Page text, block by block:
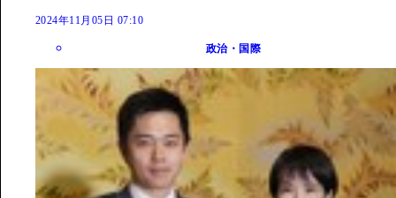
2024年11月05日 07:10
政治・国際